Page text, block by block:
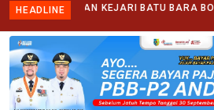
HEADLINE
KEJARI BATU BARA BONGKAR DUGAAN